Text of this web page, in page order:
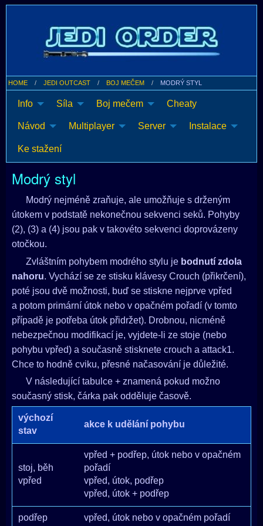
HOME JEDI OUTCAST BOJ MEČEM MODRÝ STYL
Info Síla Boj mečem Cheaty
Návod Multiplayer Server Instalace
Ke stažení
Modrý styl
Modrý nejméně zraňuje, ale umožňuje s drženým
útokem v podstatě nekonečnou sekvenci seků. Pohyby
(2), (3) a (4) jsou pak v takovéto sekvenci doprovázeny
otočkou.
Zvláštním pohybem modrého stylu je bodnutí zdola
nahoru. Vychází se ze stisku klávesy Crouch (přikrčení),
poté jsou dvě možnosti, buď se stiskne nejprve vpřed
a potom primární útok nebo v opačném pořadí (v tomto
případě je potřeba útok přidržet). Drobnou, nicméně
nebezpečnou modifikací je, vyjdete-li ze stoje (nebo
pohybu vpřed) a současně stisknete crouch a attack1.
Chce to hodně cviku, přesné načasování je důležité.
V následující tabulce + znamená pokud možno
současný stisk, čárka pak odděluje časově.
výchozí
stav
akce k udělání pohybu
stoj, běh
vpřed
vpřed + podřep, útok nebo v opačném
pořadí
vpřed, útok, podřep
vpřed, útok + podřep
podřep vpřed, útok nebo v opačném pořadí